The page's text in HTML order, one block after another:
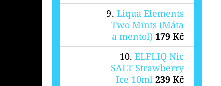
Liqua Elements
Two Mints (Máta
a mentol) 179 Kč
ELFLIQ Nic
SALT Strawberry
Ice 10ml 239 Kč